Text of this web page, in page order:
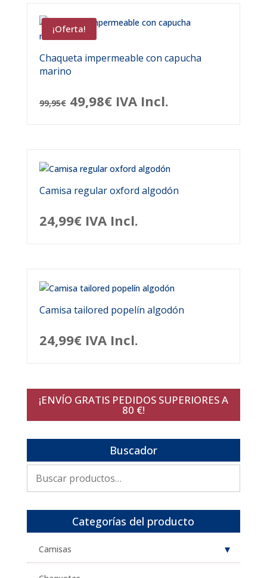
¡Oferta!
Chaqueta impermeable con capucha
marino
99,95€ El
era:
99,95€.
49,98€El
es:
49,98€.
IVA Incl.
Camisa regular oxford algodón
24,99€ IVA Incl.
Camisa tailored popelín algodón
24,99€ IVA Incl.
¡ENVÍO GRATIS PEDIDOS SUPERIORES A
80 €!
Buscador
por:
Categorías del producto
Camisas